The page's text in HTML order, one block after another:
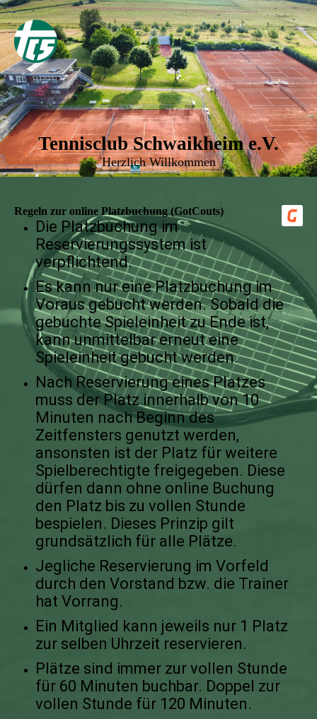
Tennisclub Schwaikheim e.V.
Herzlich Willkommen
Regeln zur online Platzbuchung (GotCouts)
Die Platzbuchung im
Reservierungssystem ist
verpflichtend.
Es kann nur eine Platzbuchung im
Voraus gebucht werden. Sobald die
gebuchte Spieleinheit zu Ende ist,
kann unmittelbar erneut eine
Spieleinheit gebucht werden.
Nach Reservierung eines Platzes
muss der Platz innerhalb von 10
Minuten nach Beginn des
Zeitfensters genutzt werden,
ansonsten ist der Platz für weitere
Spielberechtigte freigegeben. Diese
dürfen dann ohne online Buchung
den Platz bis zu vollen Stunde
bespielen. Dieses Prinzip gilt
grundsätzlich für alle Plätze.
Jegliche Reservierung im Vorfeld
durch den Vorstand bzw. die Trainer
hat Vorrang.
Ein Mitglied kann jeweils nur 1 Platz
zur selben Uhrzeit reservieren.
Plätze sind immer zur vollen Stunde
für 60 Minuten buchbar. Doppel zur
vollen Stunde für 120 Minuten.